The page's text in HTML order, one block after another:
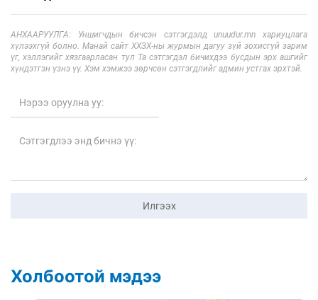
АНХААРУУЛГА: Уншигчдын бичсэн сэтгэгдэлд unuudur.mn хариуцлага
хүлээхгүй болно. Манай сайт ХХЗХ-ны журмын дагуу зүй зохисгүй зарим
үг, хэллэгийг хязгаарласан тул Та сэтгэгдэл бичихдээ бусдын эрх ашгийг
хүндэтгэн үзнэ үү. Хэм хэмжээ зөрчсөн сэтгэгдлийг админ устгах эрхтэй.
Илгээх
Холбоотой мэдээ